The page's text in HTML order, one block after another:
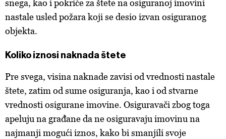
snega, kao i pokriće za štete na osiguranoj imovini
nastale usled požara koji se desio izvan osiguranog
objekta.
Koliko iznosi naknada štete
Pre svega, visina naknade zavisi od vrednosti nastale
štete, zatim od sume osiguranja, kao i od stvarne
vrednosti osigurane imovine. Osiguravači zbog toga
apeluju na građane da ne osiguravaju imovinu na
najmanji mogući iznos, kako bi smanjili svoje